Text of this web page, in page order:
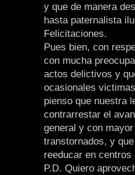
y que de manera
hasta paternalista
Felicitaciones.
Pues bien, con
con mucha
actos delictivos y
ocasionales
pienso que nuestra
contrarrestar el
general y con
transtornados, y
reeducar en centros
P.D. Quiero